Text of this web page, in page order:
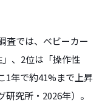
査では、ベビーカー
、2位は「操作性
1年で約41%まで上昇
究所・2026年）。